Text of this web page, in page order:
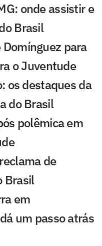
onde assistir e
Brasil
para
o Juventude
os destaques da
do Brasil
polêmica em
de
Brasil
em
um passo atrás